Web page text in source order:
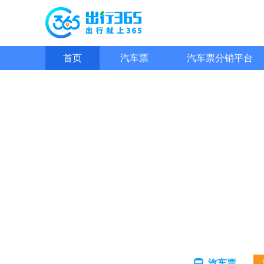
首页 汽车票 汽车票分销平台